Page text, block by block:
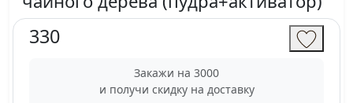
330
Закажи на 3000
и получи скидку на доставку